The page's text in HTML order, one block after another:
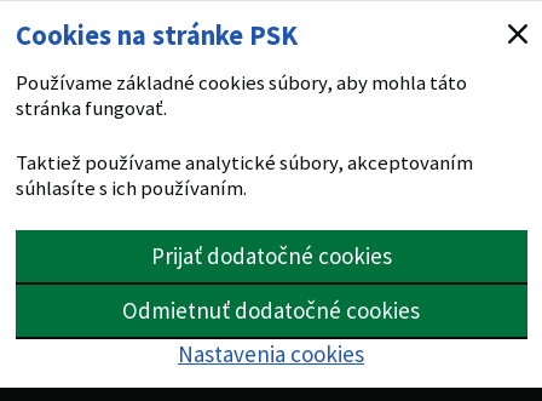
Cookies na stránke PSK
Používame základné cookies súbory, aby mohla táto
stránka fungovať.
Taktiež používame analytické súbory, akceptovaním
súhlasíte s ich používaním.
Prijať dodatočné cookies
Odmietnuť dodatočné cookies
Nastavenia cookies